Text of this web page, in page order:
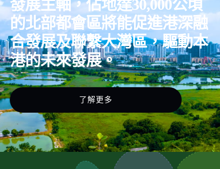
發展主軸，佔地達30,000公頃
的北部都會區將能促進港深融
合發展及聯繫大灣區，驅動本
港的未來發展。
了解更多